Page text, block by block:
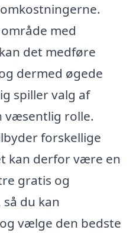
med
det medføre
dermed øgede
spiller valg af
væsentlig rolle.
forskellige
kan derfor være en
gratis og
du kan
vælge den bedste